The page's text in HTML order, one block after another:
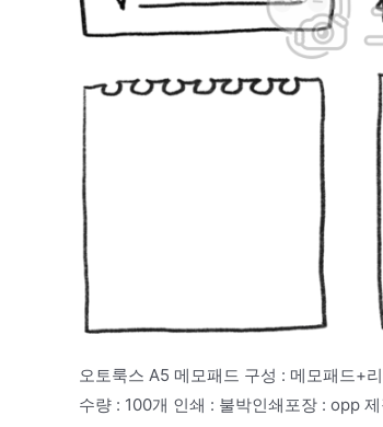
오토룩스 A5 메모패드 구성 : 메모패드+
수량 : 100개 인쇄 : 불박인쇄포장 : opp